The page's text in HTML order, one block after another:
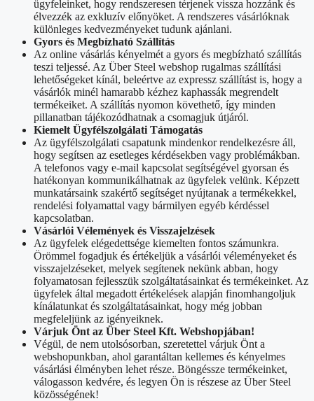
ügyfeleinket, hogy rendszeresen térjenek vissza hozzánk és
élvezzék az exkluzív előnyöket. A rendszeres vásárlóknak
különleges kedvezményeket tudunk ajánlani.
Gyors és Megbízható Szállítás
Az online vásárlás kényelmét a gyors és megbízható szállítás
teszi teljessé. Az Über Steel webshop rugalmas szállítási
lehetőségeket kínál, beleértve az expressz szállítást is, hogy a
vásárlók minél hamarabb kézhez kaphassák megrendelt
termékeiket. A szállítás nyomon követhető, így minden
pillanatban tájékozódhatnak a csomagjuk útjáról.
Kiemelt Ügyfélszolgálati Támogatás
Az ügyfélszolgálati csapatunk mindenkor rendelkezésre áll,
hogy segítsen az esetleges kérdésekben vagy problémákban.
A telefonos vagy e-mail kapcsolat segítségével gyorsan és
hatékonyan kommunikálhatnak az ügyfelek velünk. Képzett
munkatársaink szakértő segítséget nyújtanak a termékekkel,
rendelési folyamattal vagy bármilyen egyéb kérdéssel
kapcsolatban.
Vásárlói Vélemények és Visszajelzések
Az ügyfelek elégedettsége kiemelten fontos számunkra.
Örömmel fogadjuk és értékeljük a vásárlói véleményeket és
visszajelzéseket, melyek segítenek nekünk abban, hogy
folyamatosan fejlesszük szolgáltatásainkat és termékeinket. Az
ügyfelek által megadott értékelések alapján finomhangoljuk
kínálatunkat és szolgáltatásainkat, hogy még jobban
megfeleljünk az igényeiknek.
Várjuk Önt az Über Steel Kft. Webshopjában!
Végül, de nem utolsósorban, szeretettel várjuk Önt a
webshopunkban, ahol garantáltan kellemes és kényelmes
vásárlási élményben lehet része. Böngéssze termékeinket,
válogasson kedvére, és legyen Ön is részese az Über Steel
közösségének!